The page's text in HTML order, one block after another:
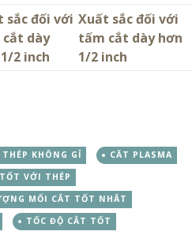
sắc đối với
dày
2 inch
Xuất sắc đối với
tấm cắt dày hơn
1/2 inch
KHÔNG GỈ
CĂT PLASMA
VỚI THÉP
MỐI CẮT TỐT NHÂT
TỐC ĐỘ CẮT TỐT